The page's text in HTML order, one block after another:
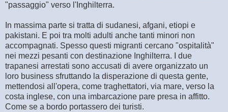
"passaggio" verso l'Inghilterra.
In massima parte si tratta di sudanesi, afgani, etiopi e
pakistani. E poi tra molti adulti anche tanti minori non
accompagnati. Spesso questi migranti cercano "ospitalità"
nei mezzi pesanti con destinazione Inghilterra. I due
trapanesi arrestati sono accusati di avere organizzato un
loro business sfruttando la disperazione di questa gente,
mettendosi all'opera, come traghettatori, via mare, verso la
costa inglese, con una imbarcazione pare presa in affitto.
Come se a bordo portassero dei turisti.